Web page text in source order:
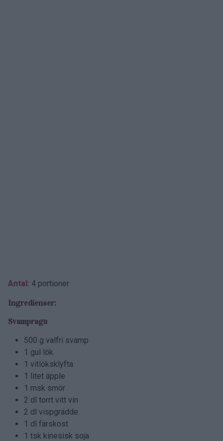
Antal: 4 portioner
Ingredienser:
Svampragu
500 g valfri svamp
1 gul lök
1 vitlöksklyfta
1 litet äpple
1 msk smör
2 dl torrt vitt vin
2 dl vispgrädde
1 dl färskost
1 tsk kinesisk soja